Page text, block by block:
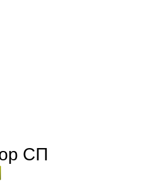
СП